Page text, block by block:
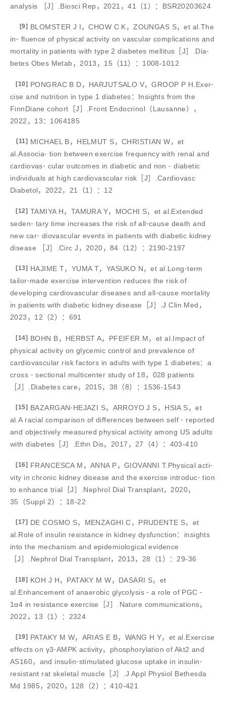
analysis ［J］.Biosci Rep，2021，41（1）：BSR20203624
[9] BLOMSTER J I，CHOW C K，ZOUNGAS S，et al.The
in⁃ fluence of physical activity on vascular complications and
mortality in patients with type 2 diabetes mellitus［J］.Dia⁃
betes Obes Metab，2013，15（11）：1008-1012
[10] PONGRAC B D，HARJUTSALO V，GROOP P H.Exer⁃
cise and nutrition in type 1 diabetes：Insights from the
FinnDiane cohort［J］.Front Endocrinol（Lausanne），
2022，13：1064185
[11] MICHAEL B，HELMUT S，CHRISTIAN W，et
al.Associa⁃ tion between exercise frequency with renal and
cardiovas⁃ cular outcomes in diabetic and non ⁃ diabetic
individuals at high cardiovascular risk［J］.Cardiovasc
Diabetol，2022，21（1）：12
[12] TAMIYA H，TAMURA Y，MOCHI S，et al.Extended
seden⁃ tary time increases the risk of all⁃cause death and
new car⁃ diovascular events in patients with diabetic kidney
disease ［J］.Circ J，2020，84（12）：2190-2197
[13] HAJIME T，YUMA T，YASUKO N，et al.Long⁃term
tailor⁃made exercise intervention reduces the risk of
developing cardiovascular diseases and all⁃cause mortality
in patients with diabetic kidney disease［J］.J Clin Med，
2023，12（2）：691
[14] BOHN B，HERBST A，PFEIFER M，et al.Impact of
physical activity on glycemic control and prevalence of
cardiovascular risk factors in adults with type 1 diabetes：a
cross ⁃ sectional multicenter study of 18，028 patients
［J］.Diabetes care，2015，38（8）：1536-1543
[15] BAZARGAN⁃HEJAZI S，ARROYO J S，HSIA S，et
al.A racial comparison of differences between self ⁃ reported
and objectively measured physical activity among US adults
with diabetes［J］.Ethn Dis，2017，27（4）：403-410
[16] FRANCESCA M，ANNA P，GIOVANNI T.Physical acti⁃
vity in chronic kidney disease and the exercise introduc⁃ tion
to enhance trial［J］.Nephrol Dial Transplant，2020，
35（Suppl 2）：18-22
[17] DE COSMO S，MENZAGHI C，PRUDENTE S，et
al.Role of insulin resistance in kidney dysfunction：insights
into the mechanism and epidemiological evidence
［J］.Nephrol Dial Transplant，2013，28（1）：29-36
[18] KOH J H，PATAKY M W，DASARI S，et
al.Enhancement of anaerobic glycolysis ⁃ a role of PGC ⁃
1α4 in resistance exercise［J］.Nature communications，
2022，13（1）：2324
[19] PATAKY M W，ARIAS E B，WANG H Y，et al.Exercise
effects on γ3⁃AMPK activity，phosphorylation of Akt2 and
AS160，and insulin⁃stimulated glucose uptake in insulin⁃
resistant rat skeletal muscle［J］.J Appl Physiol Bethesda
Md 1985，2020，128（2）：410-421